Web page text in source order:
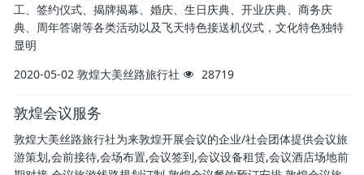
工、签约仪式、揭牌揭幕、婚庆、生日庆典、开业庆典、商务庆
典、周年答谢等各类活动以及飞天特色接送机仪式，文化特色独特
显明
2020-05-02 敦煌大美丝路旅行社 28719
敦煌会议服务
敦煌大美丝路旅行社为来敦煌开展会议的企业/社会团体提供会议旅
游策划,会前接待,会场布置,会议签到,会议设备租赁,会议酒店场地前